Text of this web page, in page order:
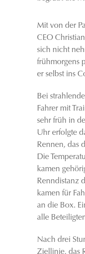
Mit von der
CEO
sich nicht
frühmorgens
er selbst ins
Bei
Fahrer mit
sehr früh in
Uhr erfolgte
Rennen, das
Die
kamen
Renndistanz
kamen für
an die Box.
alle
Nach drei
Ziellinie, das